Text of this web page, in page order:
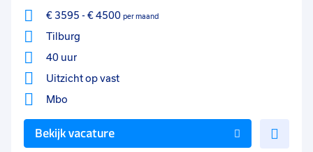
€ 3595 - € 4500 per maand
Tilburg
40 uur
Uitzicht op vast
Mbo
Bekijk vacature